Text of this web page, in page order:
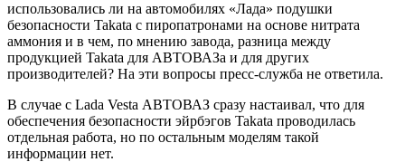
использовались ли на автомобилях «Лада» подушки
безопасности Takata с пиропатронами на основе нитрата
аммония и в чем, по мнению завода, разница между
продукцией Takata для АВТОВАЗа и для других
производителей? На эти вопросы пресс-служба не ответила.
В случае с Lada Vesta АВТОВАЗ сразу настаивал, что для
обеспечения безопасности эйрбэгов Takata проводилась
отдельная работа, но по остальным моделям такой
информации нет.